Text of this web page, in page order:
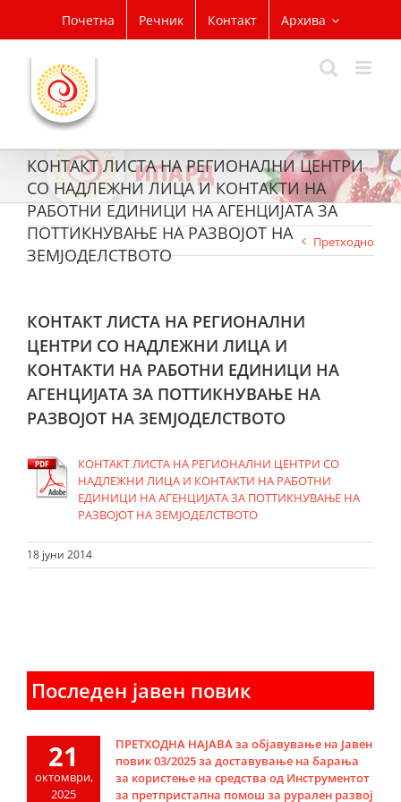
content
Почетна Речник Контакт Архива
КОНТАКТ ЛИСТА НА РЕГИОНАЛНИ ЦЕНТРИ
СО НАДЛЕЖНИ ЛИЦА И КОНТАКТИ НА
РАБОТНИ ЕДИНИЦИ НА АГЕНЦИЈАТА ЗА
ПОТТИКНУВАЊЕ НА РАЗВОЈОТ НА
ЗЕМЈОДЕЛСТВОТО
Претходно
КОНТАКТ ЛИСТА НА РЕГИОНАЛНИ
ЦЕНТРИ СО НАДЛЕЖНИ ЛИЦА И
КОНТАКТИ НА РАБОТНИ ЕДИНИЦИ НА
АГЕНЦИЈАТА ЗА ПОТТИКНУВАЊЕ НА
РАЗВОЈОТ НА ЗЕМЈОДЕЛСТВОТО
КОНТАКТ ЛИСТА НА РЕГИОНАЛНИ ЦЕНТРИ СО
НАДЛЕЖНИ ЛИЦА И КОНТАКТИ НА РАБОТНИ
ЕДИНИЦИ НА АГЕНЦИЈАТА ЗА ПОТТИКНУВАЊЕ НА
РАЗВОЈОТ НА ЗЕМЈОДЕЛСТВОТО
18 јуни 2014
Последен јавен повик
21
октомври,
2025
ПРЕТХОДНА НАЈАВА за објавување на Јавен
повик 03/2025 за доставување на барања
за користење на средства од Инструментот
за претпристапна помош за рурален развој